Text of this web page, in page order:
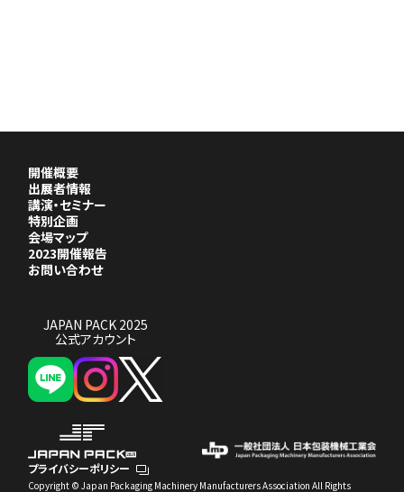
開催概要
出展者情報
講演・セミナー
特別企画
会場マップ
2023開催報告
お問い合わせ
JAPAN PACK 2025
公式アカウント
プライバシーポリシー
Copyright © Japan Packaging Machinery Manufacturers Association All Rights